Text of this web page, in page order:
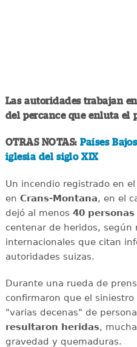
Las autoridades trabajan
del percance que enluta el
OTRAS NOTAS: Países
iglesia del siglo XIX
Un incendio registrado en
en Crans-Montana, en el
dejó al menos 40
centenar de heridos, según
internacionales que citan
autoridades suizas.
Durante una rueda de
confirmaron que el
"varias decenas" de
resultaron heridas,
gravedad y quemaduras.